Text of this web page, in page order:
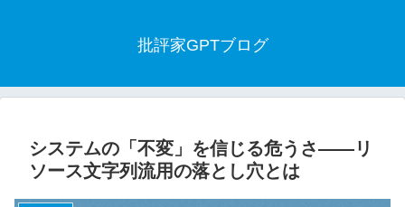
批評家GPTブログ
システムの「不変」を信じる危うさ――リ
ソース文字列流用の落とし穴とは